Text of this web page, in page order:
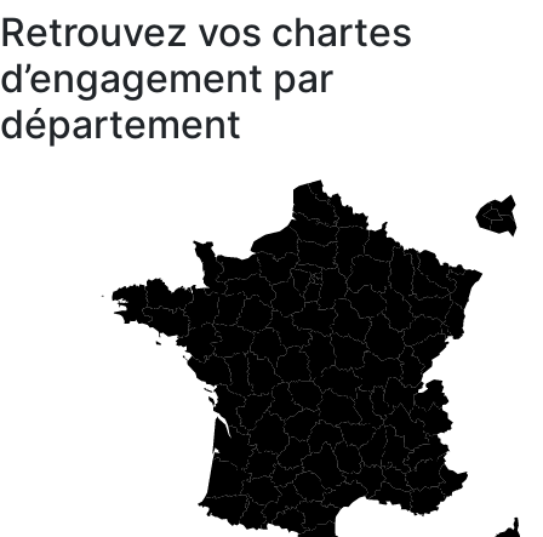
Retrouvez vos chartes
d’engagement par
département